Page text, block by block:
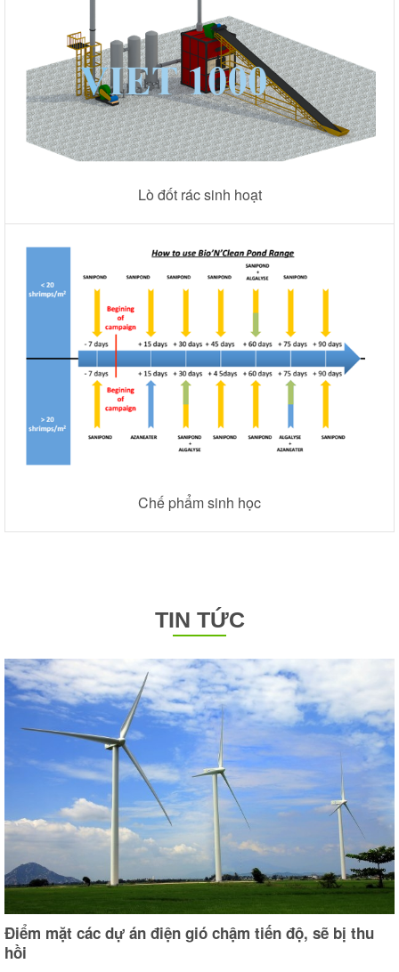
Lò đốt rác sinh hoạt
Chế phẩm sinh học
TIN TỨC
Điểm mặt các dự án điện gió chậm tiến độ, sẽ bị thu
hồi